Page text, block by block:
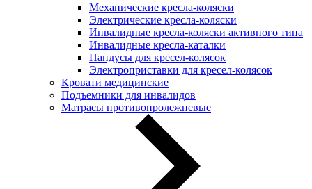
Механические кресла-коляски
Электрические кресла-коляски
Инвалидные кресла-коляски активного типа
Инвалидные кресла-каталки
Пандусы для кресел-колясок
Электроприставки для кресел-колясок
Кровати медицинские
Подъемники для инвалидов
Матрасы противопролежневые